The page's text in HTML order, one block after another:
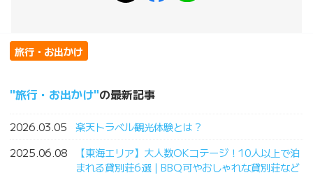
旅行・お出かけ
旅行・お出かけ の最新記事
2026.03.05
楽天トラベル観光体験とは？
2025.06.08
【東海エリア】大人数OKコテージ！10人以上で泊
まれる貸別荘6選｜BBQ可やおしゃれな貸別荘など